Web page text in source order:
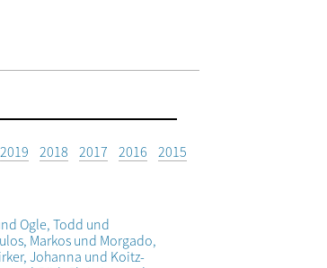
Ogle, Todd und
Markos und Morgado,
Johanna und Koitz-
2019 2018 2017 2016
2015